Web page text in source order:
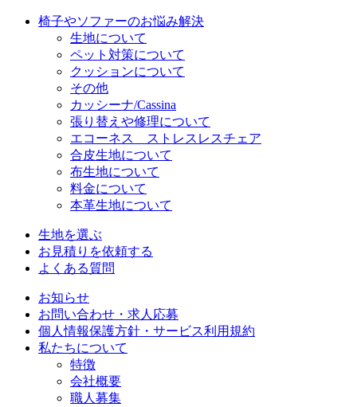
椅子やソファーのお悩み解決
生地について
ペット対策について
クッションについて
その他
カッシーナ/Cassina
張り替えや修理について
エコーネス ストレスレスチェア
合皮生地について
布生地について
料金について
本革生地について
生地を選ぶ
お見積りを依頼する
よくある質問
お知らせ
お問い合わせ・求人応募
個人情報保護方針・サービス利用規約
私たちについて
特徴
会社概要
職人募集